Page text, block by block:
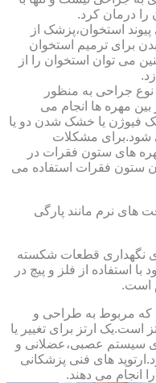
درمان کرد.
استخوان،پزشک از
برای ترمیم استخوان
می توان استخوان را از
نوع جراحی به منظور
مهره ها انجام می
فیوژن یا خشک شدن دو یا
شود.برای مشکلات
های ستون فقرات در
ستون فقرات استفاده می
های نرم مانند پارگی
نگهداری قطعات شکسته
استفاده از فلز و پیچ در
است.
که مربوط به طراحی و
ارتز برای تغییر یا
سیستم عصبی،عضلانی و
های فنی پزشکانی
انجام می دهند.